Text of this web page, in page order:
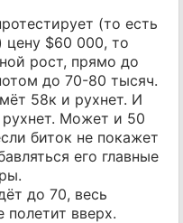
(то есть
цену $60 000, то
рост, прямо до
до 70-80 тысяч.
58к и рухнет. И
Может и 50
биток не покажет
его главные
до 70, весь
вверх.